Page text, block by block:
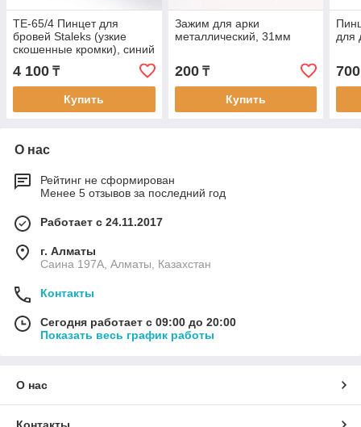
TE-65/4 Пинцет для
бровей Staleks (узкие
скошенные кромки), синий
4 100 ₸
Купить
Зажим для арки
металлический, 31мм
200₸
Купить
для
700
О нас
Рейтинг не сформирован
Менее 5 отзывов за последний год
Работает с 24.11.2017
г. Алматы
Саина 197А, Алматы, Казахстан
Контакты
Сегодня работает с 09:00 до 20:00
Показать весь график работы
О нас